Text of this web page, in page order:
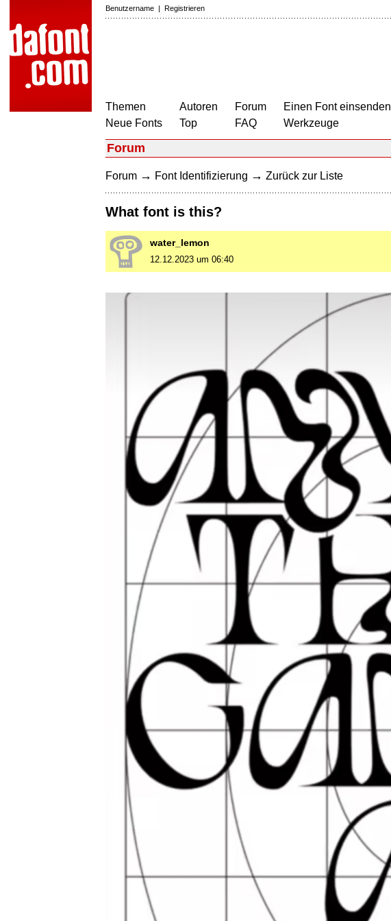
Benutzername | Registrieren
Themen
Neue Fonts
Autoren
Top
Forum
FAQ
Einen Font einsenden
Werkzeuge
Forum
Forum → Font Identifizierung → Zurück zur Liste
What font is this?
water_lemon
12.12.2023 um 06:40